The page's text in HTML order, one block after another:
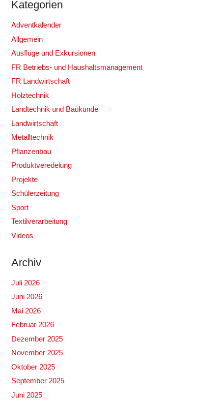
Kategorien
Adventkalender
Allgemein
Ausflüge und Exkursionen
FR Betriebs- und Haushaltsmanagement
FR Landwirtschaft
Holztechnik
Landtechnik und Baukunde
Landwirtschaft
Metalltechnik
Pflanzenbau
Produktveredelung
Projekte
Schülerzeitung
Sport
Textilverarbeitung
Videos
Archiv
Juli 2026
Juni 2026
Mai 2026
Februar 2026
Dezember 2025
November 2025
Oktober 2025
September 2025
Juni 2025